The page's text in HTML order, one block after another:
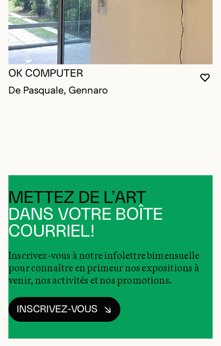
OK COMPUTER
De Pasquale, Gennaro
METTEZ DE L’ART
DANS VOTRE BOÎTE
COURRIEL!
Inscrivez-vous à notre infolettre bimensuelle
pour connaître en primeur nos expositions à
venir, nos activités et nos promotions.
INSCRIVEZ-VOUS